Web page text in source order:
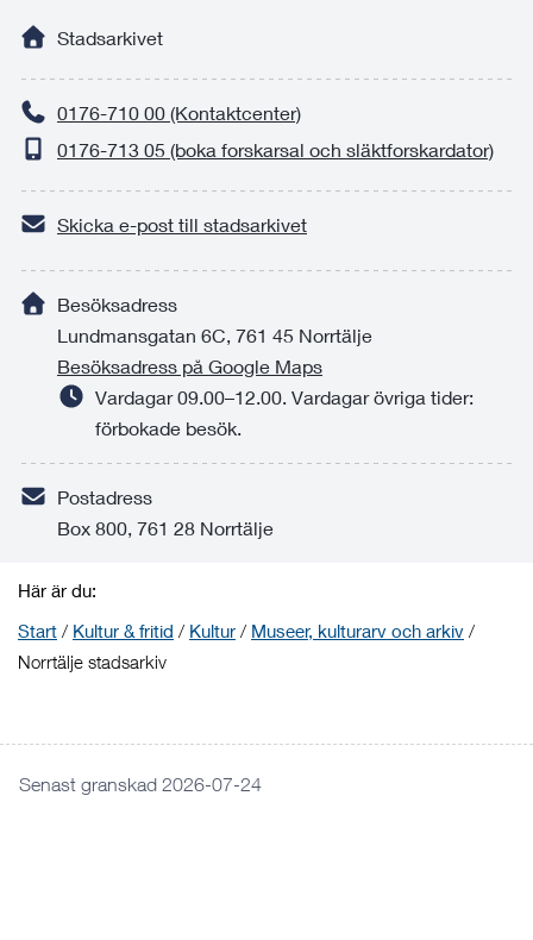
Stadsarkivet
0176-710 00 (Kontaktcenter)
0176-713 05 (boka forskarsal och släktforskardator)
Skicka e-post till stadsarkivet
Besöksadress
Lundmansgatan 6C, 761 45 Norrtälje
Besöksadress på Google Maps
Vardagar 09.00–12.00. Vardagar övriga tider:
förbokade besök.
Postadress
Box 800, 761 28 Norrtälje
Här är du:
Start / Kultur & fritid / Kultur / Museer, kulturarv och arkiv /
Norrtälje stadsarkiv
Senast granskad 2026-07-24